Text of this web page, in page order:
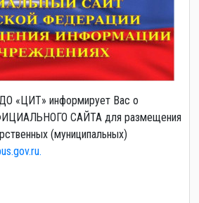
«ЦИТ» информирует Вас о
САЙТА для размещения
(муниципальных)